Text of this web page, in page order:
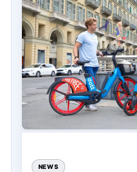
NEWS